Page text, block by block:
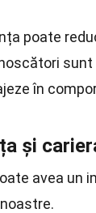
poate
în
și
avea un